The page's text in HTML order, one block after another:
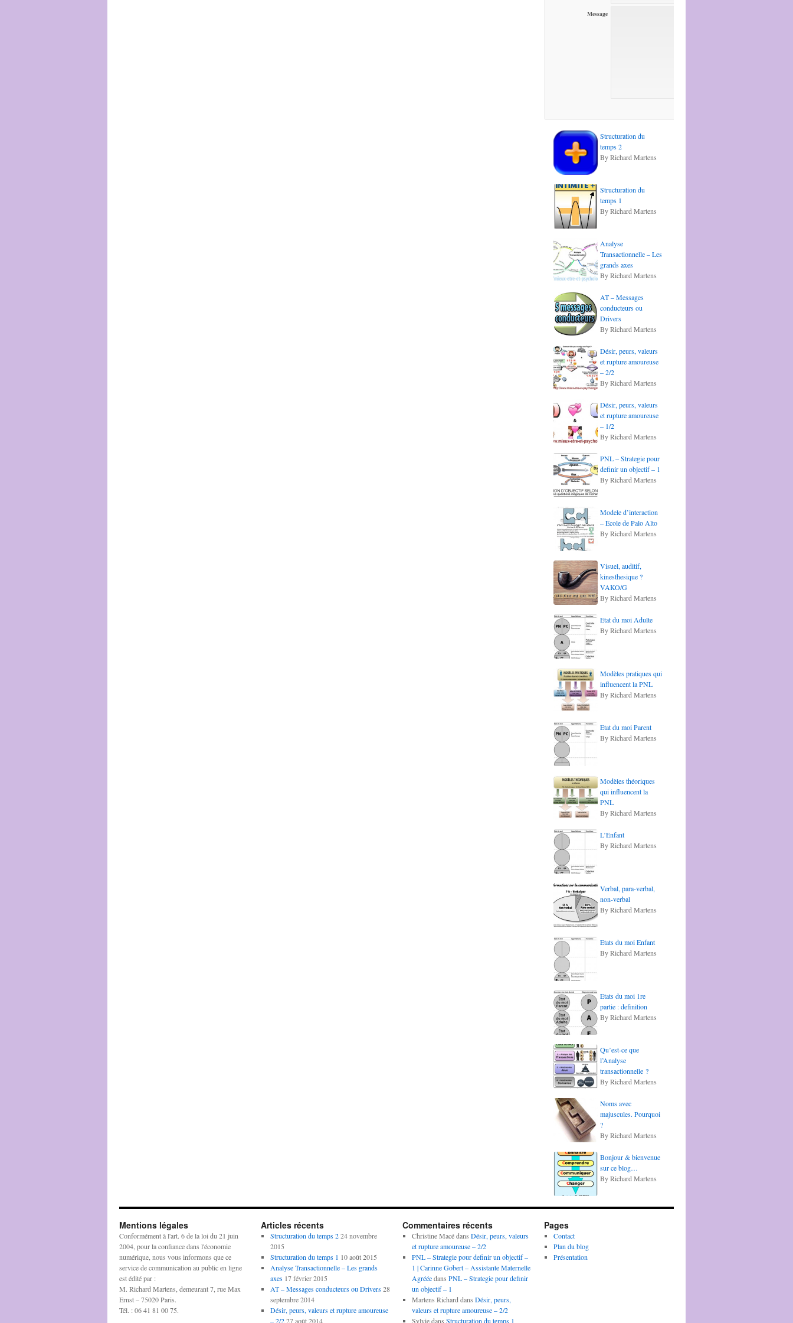
Message
Structuration du
temps 2
By Richard Martens
Structuration du
temps 1
By Richard Martens
Analyse
Transactionnelle – Les
grands axes
By Richard Martens
AT – Messages
conducteurs ou
Drivers
By Richard Martens
Désir, peurs, valeurs
et rupture amoureuse
– 2/2
By Richard Martens
Désir, peurs, valeurs
et rupture amoureuse
– 1/2
By Richard Martens
PNL – Strategie pour
definir un objectif – 1
By Richard Martens
Modele d’interaction
– Ecole de Palo Alto
By Richard Martens
Visuel, auditif,
kinesthesique ?
VAKO/G
By Richard Martens
Etat du moi Adulte
By Richard Martens
Modèles pratiques qui
influencent la PNL
By Richard Martens
Etat du moi Parent
By Richard Martens
Modèles théoriques
qui influencent la
PNL
By Richard Martens
L’Enfant
By Richard Martens
Verbal, para-verbal,
non-verbal
By Richard Martens
Etats du moi Enfant
By Richard Martens
Etats du moi 1re
partie : definition
By Richard Martens
Qu’est-ce que
l’Analyse
transactionnelle ?
By Richard Martens
Noms avec
majuscules. Pourquoi
?
By Richard Martens
Bonjour & bienvenue
sur ce blog…
By Richard Martens
Mentions légales
Conformément à l'art. 6 de la loi du 21 juin
2004, pour la confiance dans l'économie
numérique, nous vous informons que ce
service de communication au public en ligne
est édité par :
M. Richard Martens, demeurant 7, rue Max
Ernst – 75020 Paris.
Tél. : 06 41 81 00 75.
Articles récents
Structuration du temps 2 24 novembre
2015
Structuration du temps 1 10 août 2015
Analyse Transactionnelle – Les grands
axes 17 février 2015
AT – Messages conducteurs ou Drivers 28
septembre 2014
Désir, peurs, valeurs et rupture amoureuse
– 2/2 27 août 2014
Commentaires récents
Christine Macédans Désir, peurs, valeurs
et rupture amoureuse – 2/2
PNL – Strategie pour definir un objectif –
1 | Carinne Gobert – Assistante Maternelle
Agrééedans PNL – Strategie pour definir
un objectif – 1
Martens Richard dans Désir, peurs,
valeurs et rupture amoureuse – 2/2
Sylviedans Structuration du temps 1
Pages
Contact
Plan du blog
Présentation